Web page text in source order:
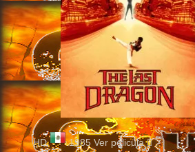
HD 1985 Ver pelicula